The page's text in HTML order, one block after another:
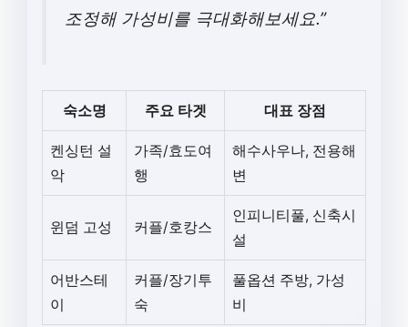
조정해 가성비를 극대화해보세요.”
숙소명 주요 타겟 대표 장점
켄싱턴 설
악
가족/효도여
행
해수사우나, 전용해
변
윈덤 고성 커플/호캉스
인피니티풀, 신축시
설
어반스테
이
커플/장기투
숙
풀옵션 주방, 가성
비